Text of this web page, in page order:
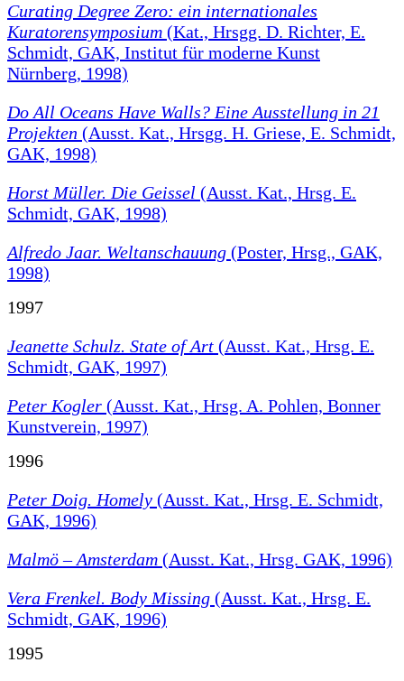
Curating Degree Zero: ein internationales
Kuratorensymposium (Kat., Hrsgg. D. Richter, E.
Schmidt, GAK, Institut für moderne Kunst
Nürnberg, 1998)
Do All Oceans Have Walls? Eine Ausstellung in 21
Projekten (Ausst. Kat., Hrsgg. H. Griese, E. Schmidt,
GAK, 1998)
Horst Müller. Die Geissel (Ausst. Kat., Hrsg. E.
Schmidt, GAK, 1998)
Alfredo Jaar. Weltanschauung (Poster, Hrsg., GAK,
1998)
1997
Jeanette Schulz. State of Art (Ausst. Kat., Hrsg. E.
Schmidt, GAK, 1997)
Peter Kogler (Ausst. Kat., Hrsg. A. Pohlen, Bonner
Kunstverein, 1997)
1996
Peter Doig. Homely (Ausst. Kat., Hrsg. E. Schmidt,
GAK, 1996)
Malmö – Amsterdam (Ausst. Kat., Hrsg. GAK, 1996)
Vera Frenkel. Body Missing (Ausst. Kat., Hrsg. E.
Schmidt, GAK, 1996)
1995